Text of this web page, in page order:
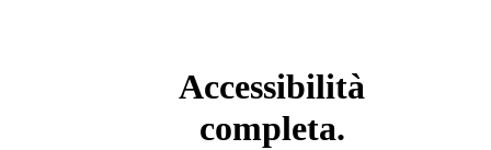
Accessibilità
completa.